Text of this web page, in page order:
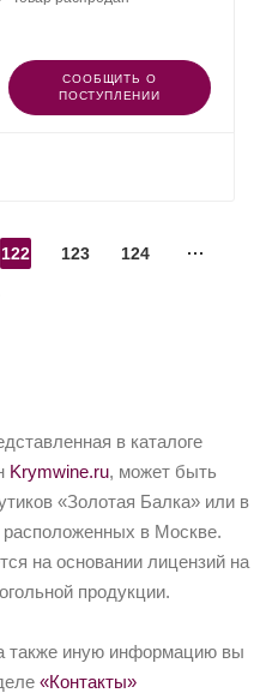
СООБЩИТЬ О
ПОСТУПЛЕНИИ
122 123
124
в каталоге
Krymwine.ru, может быть
«Золотая Балка» или в
расположенных в Москве.
на основании лицензий на
продукции.
также иную информацию вы
«Контакты»